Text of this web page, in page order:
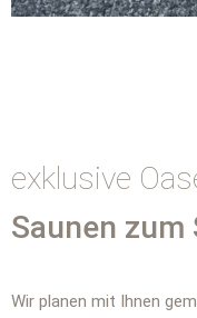
exklusive
Saunen zum
Wir planen mit Ihnen